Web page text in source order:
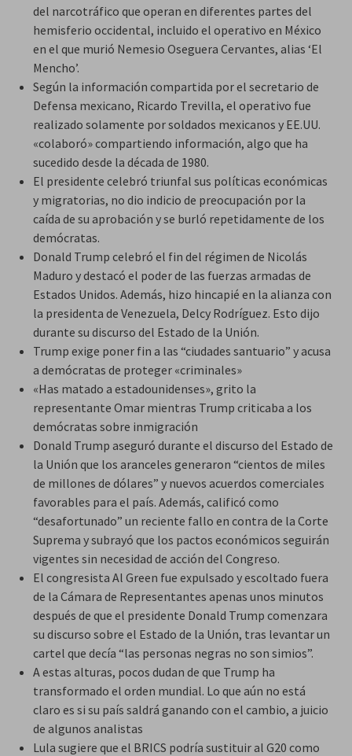
del narcotráfico que operan en diferentes partes del
hemisferio occidental, incluido el operativo en México
en el que murió Nemesio Oseguera Cervantes, alias ‘El
Mencho’.
Según la información compartida por el secretario de
Defensa mexicano, Ricardo Trevilla, el operativo fue
realizado solamente por soldados mexicanos y EE.UU.
«colaboró» compartiendo información, algo que ha
sucedido desde la década de 1980.
El presidente celebró triunfal sus políticas económicas
y migratorias, no dio indicio de preocupación por la
caída de su aprobación y se burló repetidamente de los
demócratas.
Donald Trump celebró el fin del régimen de Nicolás
Maduro y destacó el poder de las fuerzas armadas de
Estados Unidos. Además, hizo hincapié en la alianza con
la presidenta de Venezuela, Delcy Rodríguez. Esto dijo
durante su discurso del Estado de la Unión.
Trump exige poner fin a las “ciudades santuario” y acusa
a demócratas de proteger «criminales»
«Has matado a estadounidenses», grito la
representante Omar mientras Trump criticaba a los
demócratas sobre inmigración
Donald Trump aseguró durante el discurso del Estado de
la Unión que los aranceles generaron “cientos de miles
de millones de dólares” y nuevos acuerdos comerciales
favorables para el país. Además, calificó como
“desafortunado” un reciente fallo en contra de la Corte
Suprema y subrayó que los pactos económicos seguirán
vigentes sin necesidad de acción del Congreso.
El congresista Al Green fue expulsado y escoltado fuera
de la Cámara de Representantes apenas unos minutos
después de que el presidente Donald Trump comenzara
su discurso sobre el Estado de la Unión, tras levantar un
cartel que decía “las personas negras no son simios”.
A estas alturas, pocos dudan de que Trump ha
transformado el orden mundial. Lo que aún no está
claro es si su país saldrá ganando con el cambio, a juicio
de algunos analistas
Lula sugiere que el BRICS podría sustituir al G20 como